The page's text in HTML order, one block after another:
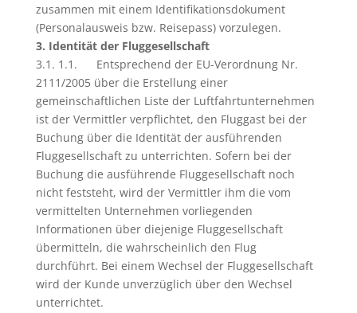
zusammen mit einem Identifikationsdokument
(Personalausweis bzw. Reisepass) vorzulegen.
3. Identität der Fluggesellschaft
3.1. 1.1. Entsprechend der EU-Verordnung Nr.
2111/2005 über die Erstellung einer
gemeinschaftlichen Liste der Luftfahrtunternehmen
ist der Vermittler verpflichtet, den Fluggast bei der
Buchung über die Identität der ausführenden
Fluggesellschaft zu unterrichten. Sofern bei der
Buchung die ausführende Fluggesellschaft noch
nicht feststeht, wird der Vermittler ihm die vom
vermittelten Unternehmen vorliegenden
Informationen über diejenige Fluggesellschaft
übermitteln, die wahrscheinlich den Flug
durchführt. Bei einem Wechsel der Fluggesellschaft
wird der Kunde unverzüglich über den Wechsel
unterrichtet.